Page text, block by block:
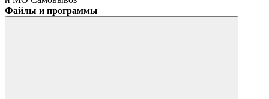
Файлы и программы